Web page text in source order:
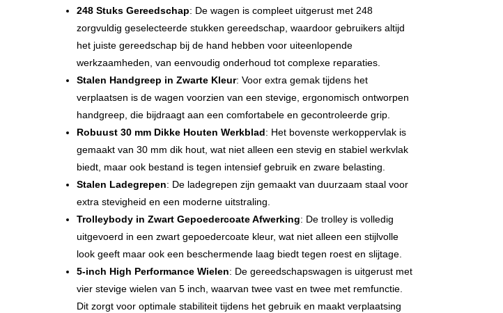
248 Stuks Gereedschap: De wagen is compleet uitgerust met 248
zorgvuldig geselecteerde stukken gereedschap, waardoor gebruikers altijd
het juiste gereedschap bij de hand hebben voor uiteenlopende
werkzaamheden, van eenvoudig onderhoud tot complexe reparaties.
Stalen Handgreep in Zwarte Kleur: Voor extra gemak tijdens het
verplaatsen is de wagen voorzien van een stevige, ergonomisch ontworpen
handgreep, die bijdraagt aan een comfortabele en gecontroleerde grip.
Robuust 30 mm Dikke Houten Werkblad: Het bovenste werkoppervlak is
gemaakt van 30 mm dik hout, wat niet alleen een stevig en stabiel werkvlak
biedt, maar ook bestand is tegen intensief gebruik en zware belasting.
Stalen Ladegrepen: De ladegrepen zijn gemaakt van duurzaam staal voor
extra stevigheid en een moderne uitstraling.
Trolleybody in Zwart Gepoedercoate Afwerking: De trolley is volledig
uitgevoerd in een zwart gepoedercoate kleur, wat niet alleen een stijlvolle
look geeft maar ook een beschermende laag biedt tegen roest en slijtage.
5-inch High Performance Wielen: De gereedschapswagen is uitgerust met
vier stevige wielen van 5 inch, waarvan twee vast en twee met remfunctie.
Dit zorgt voor optimale stabiliteit tijdens het gebruik en maakt verplaatsing